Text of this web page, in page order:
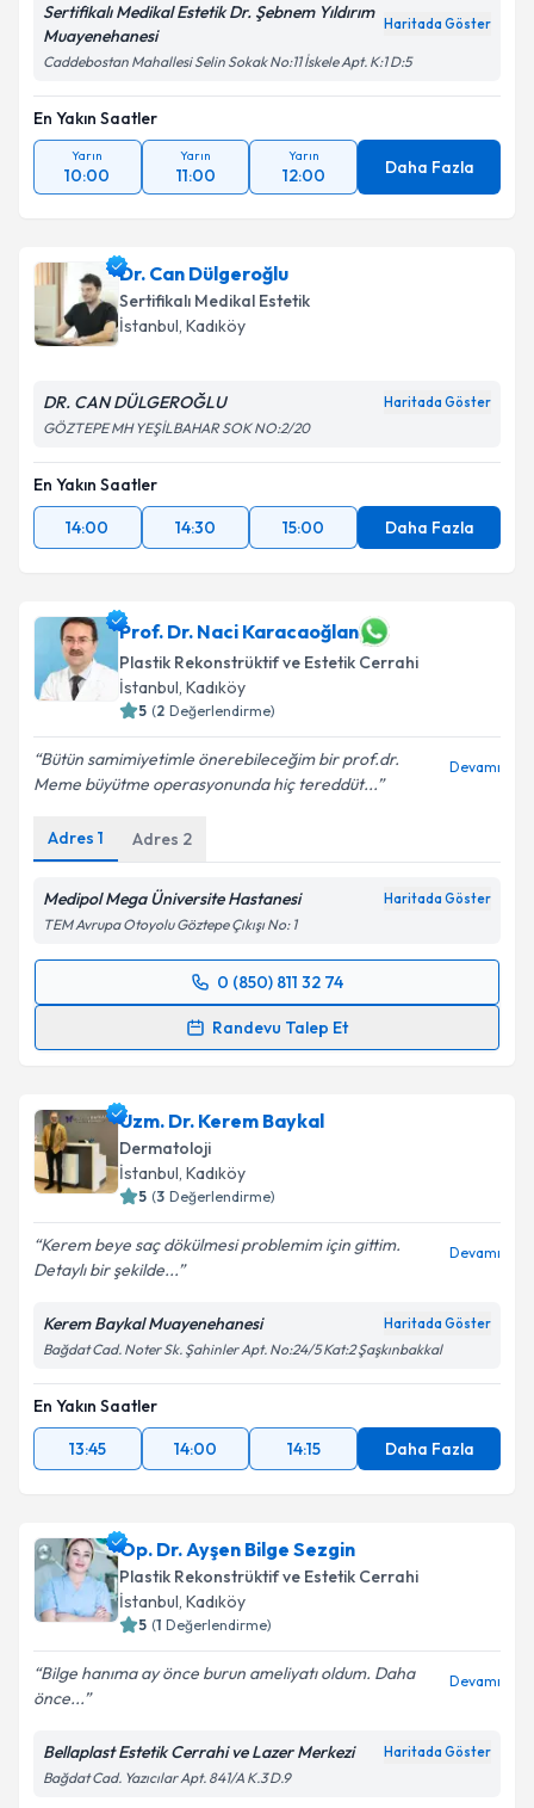
Sertifikalı Medikal Estetik Dr. Şebnem Yıldırım
Muayenehanesi
Haritada Göster
Caddebostan Mahallesi Selin Sokak No:11 İskele Apt. K:1 D:5
En Yakın Saatler
Yarın
10:00
Yarın
11:00
Yarın
12:00 Daha Fazla
Dr. Can Dülgeroğlu
Sertifikalı Medikal Estetik
İstanbul, Kadıköy
DR. CAN DÜLGEROĞLU Haritada Göster
GÖZTEPE MH YEŞİLBAHAR SOK NO:2/20
En Yakın Saatler
14:00
14:30 15:00 Daha Fazla
Prof. Dr. Naci Karacaoğlan
Plastik Rekonstrüktif ve Estetik Cerrahi
İstanbul, Kadıköy
5 (2 Değerlendirme)
Bütün samimiyetimle önerebileceğim bir prof.dr.
Meme büyütme operasyonunda hiç tereddüt...
Devamı
Adres 1 Adres 2
Medipol Mega Üniversite Hastanesi Haritada Göster
TEM Avrupa Otoyolu Göztepe Çıkışı No: 1
0 (850) 811 32 74
Randevu Talep Et
Randevu Takvimi Talebi
için bir takvim hazırlandığında e-posta ile
bilgilendireceğiz.
E-posta Adresiniz
Metni'ni okudum ve kişisel verilerimin belirtilen
kapsamda işlenmesini kabul ediyorum.
Takvim Talebini Gönder
Uzm. Dr. Kerem Baykal
Dermatoloji
İstanbul, Kadıköy
5 (3 Değerlendirme)
Kerem beye saç dökülmesi problemim için gittim.
Detaylı bir şekilde...
Devamı
Kerem Baykal Muayenehanesi Haritada Göster
Bağdat Cad. Noter Sk. Şahinler Apt. No:24/5 Kat:2 Şaşkınbakkal
En Yakın Saatler
13:45
14:00 14:15 Daha Fazla
Op. Dr. Ayşen Bilge Sezgin
Plastik Rekonstrüktif ve Estetik Cerrahi
İstanbul, Kadıköy
5 (1 Değerlendirme)
Bilge hanıma ay önce burun ameliyatı oldum. Daha
önce...
Devamı
Bellaplast Estetik Cerrahi ve Lazer Merkezi Haritada Göster
Bağdat Cad. Yazıcılar Apt. 841/A K.3 D.9